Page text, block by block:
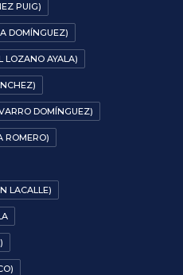
PUIG)
DOMÍNGUEZ)
LOZANO AYALA)
DOMÍNGUEZ)
ROMERO)
LACALLE)